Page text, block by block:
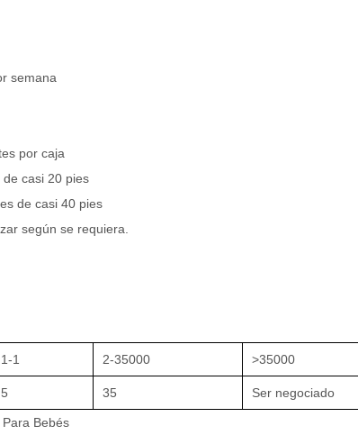
semana
por caja
casi 20 pies
de casi 40 pies
según se requiera.
1-1 2-35000 >35000
5 35 Ser negociado
Bebés